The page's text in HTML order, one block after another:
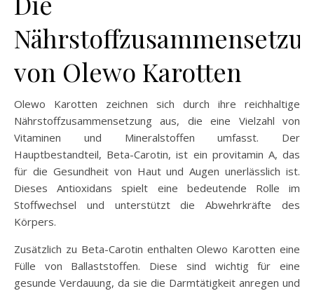
von Olewo Karotten
Olewo Karotten zeichnen sich durch ihre reichhaltige
Nährstoffzusammensetzung aus, die eine Vielzahl von
Vitaminen und Mineralstoffen umfasst. Der
Hauptbestandteil, Beta-Carotin, ist ein provitamin A, das
für die Gesundheit von Haut und Augen unerlässlich ist.
Dieses Antioxidans spielt eine bedeutende Rolle im
Stoffwechsel und unterstützt die Abwehrkräfte des
Körpers.
Zusätzlich zu Beta-Carotin enthalten Olewo Karotten eine
Fülle von Ballaststoffen. Diese sind wichtig für eine
gesunde Verdauung, da sie die Darmtätigkeit anregen und